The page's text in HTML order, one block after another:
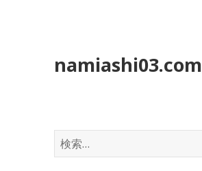
namiashi03.com
検
索